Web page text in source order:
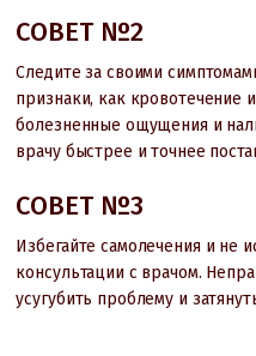
СОВЕТ №2
Следите за своими
признаки, как кровотечение
болезненные ощущения и
врачу быстрее и точнее
СОВЕТ №3
Избегайте самолечения и не
консультации с врачом.
усугубить проблему и